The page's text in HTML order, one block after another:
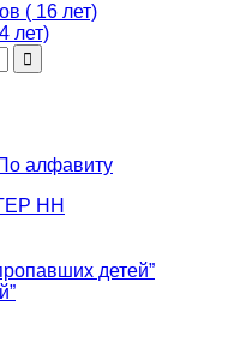
( 16 лет)
лет)
алфавиту